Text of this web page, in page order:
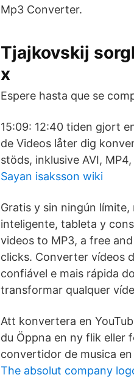
Mp3 Converter.
Tjajkovskij
x
Espere hasta que se
15:09: 12:40 tiden gjort
de Videos låter dig
stöds, inklusive AVI, MP4,
Sayan isaksson wiki
Gratis y sin ningún
inteligente, tableta y
videos to MP3, a free
clicks. Converter vídeos
confiável e mais rápida
transformar qualquer
Att konvertera en
du Öppna en ny flik eller
convertidor de musica
The absolut company